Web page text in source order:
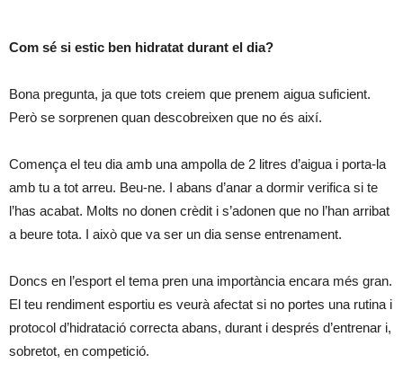
Com sé si estic ben hidratat durant el dia?
Bona pregunta, ja que tots creiem que prenem aigua suficient.
Però se sorprenen quan descobreixen que no és així.
Comença el teu dia amb una ampolla de 2 litres d’aigua i porta-la
amb tu a tot arreu. Beu-ne. I abans d’anar a dormir verifica si te
l’has acabat. Molts no donen crèdit i s’adonen que no l’han arribat
a beure tota. I això que va ser un dia sense entrenament.
Doncs en l’esport el tema pren una importància encara més gran.
El teu rendiment esportiu es veurà afectat si no portes una rutina i
protocol d’hidratació correcta abans, durant i després d’entrenar i,
sobretot, en competició.